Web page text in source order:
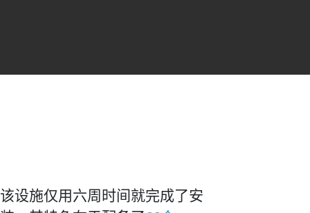
该设施仅用六周时间就完成了安